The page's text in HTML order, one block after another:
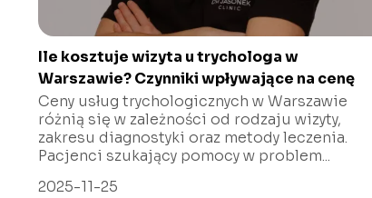
Ile kosztuje wizyta u trychologa w
Warszawie? Czynniki wpływające na cenę
Ceny usług trychologicznych w Warszawie
różnią się w zależności od rodzaju wizyty,
zakresu diagnostyki oraz metody leczenia.
Pacjenci szukający pomocy w problem...
2025-11-25